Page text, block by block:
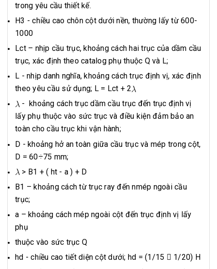
trong yêu cầu thiết kế.
H3 - chiều cao chôn cột dưới nền, thường lấy từ 600-
1000
Lct – nhịp cầu trục, khoảng cách hai trục của dầm cầu
trục, xác định theo catalog phụ thuộc Q và L;
L - nhịp danh nghĩa, khoảng cách trục định vị, xác định
theo yêu cầu sử dụng; L = Lct + 2
- khoảng cách trục dầm cầu trục đến trục định vị
lấy phụ thuộc vào sức trục và điều kiện đảm bảo an
toàn cho cầu trục khi vận hành;
D - khoảng hở an toàn giữa cầu trục và mép trong cột,
D = 60÷75 mm;
> B1 + ( ht - a ) + D
B1 – khoảng cách từ trục ray đến nmép ngoài cầu
trục;
a – khoảng cách mép ngoài cột đến trục định vị lấy
phụ
thuộc vào sức trục Q
hd - chiều cao tiết diện cột dưới; hd = (1/15  1/20) H